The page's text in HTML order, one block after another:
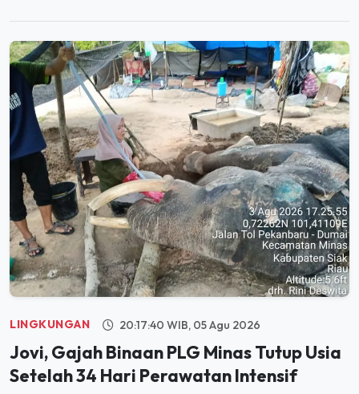
LINGKUNGAN 20:17:40 WIB, 05 Agu 2026
Jovi, Gajah Binaan PLG Minas Tutup Usia
Setelah 34 Hari Perawatan Intensif